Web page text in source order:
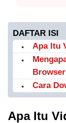
DAFTAR ISI
Apa Itu
Cara
Apa Itu